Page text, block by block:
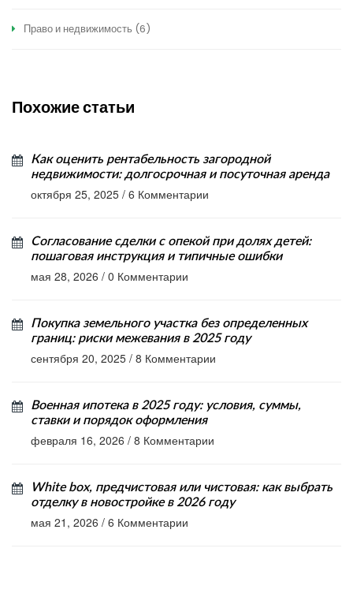
Право и недвижимость (6)
Похожие статьи
Как оценить рентабельность загородной
недвижимости: долгосрочная и посуточная аренда
октября 25, 2025 / 6 Комментарии
Согласование сделки с опекой при долях детей:
пошаговая инструкция и типичные ошибки
мая 28, 2026 / 0 Комментарии
Покупка земельного участка без определенных
границ: риски межевания в 2025 году
сентября 20, 2025 / 8 Комментарии
Военная ипотека в 2025 году: условия, суммы,
ставки и порядок оформления
февраля 16, 2026 / 8 Комментарии
White box, предчистовая или чистовая: как выбрать
отделку в новостройке в 2026 году
мая 21, 2026 / 6 Комментарии